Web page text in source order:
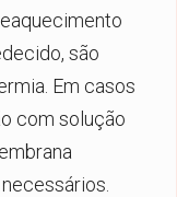
são
Em casos
com solução